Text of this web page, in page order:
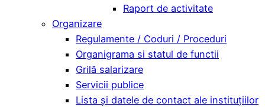
Raport de activitate
Organizare
Regulamente / Coduri / Proceduri
Organigrama si statul de functii
Grilă salarizare
Servicii publice
Lista și datele de contact ale instituțiilor